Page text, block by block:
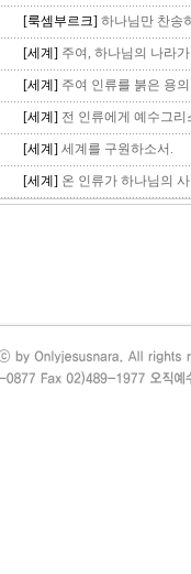
[룩셈부르크] 하나님만 찬송
[세계] 주여, 하나님의 나라
[세계] 주여 인류를 붉은 용
[세계] 전 인류에게 예수그
[세계] 세계를 구원하소서.
[세계] 온 인류가 하나님의